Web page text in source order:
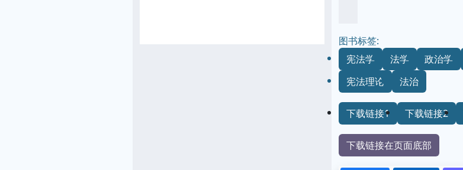
图书标签:
宪法学
法学 政治学
宪法理论
法治
下载链接1 下载链接2
下载链接在页面底部